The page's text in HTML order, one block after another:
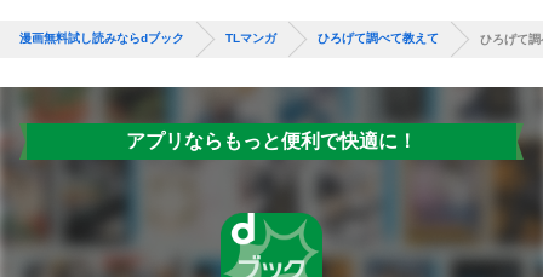
漫画無料試し読みならdブック TLマンガ ひろげて調べて教えて ひろげて
アプリならもっと便利で快適に！